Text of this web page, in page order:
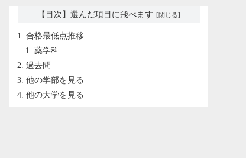
【目次】選んだ項目に飛べます
合格最低点推移
薬学科
過去問
他の学部を見る
他の大学を見る